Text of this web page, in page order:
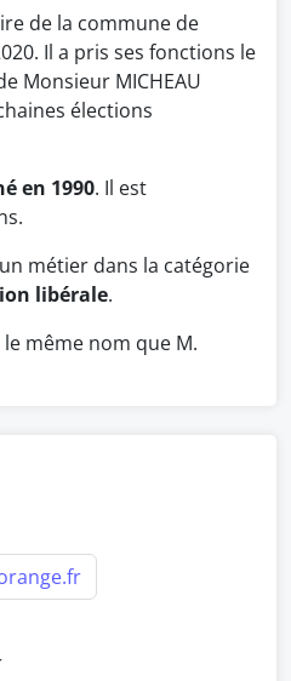
de la commune de
Il a pris ses fonctions le
Monsieur MICHEAU
élections
en 1990. Il est
métier dans la catégorie
libérale.
même nom que M.